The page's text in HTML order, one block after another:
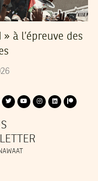
à l’épreuve des